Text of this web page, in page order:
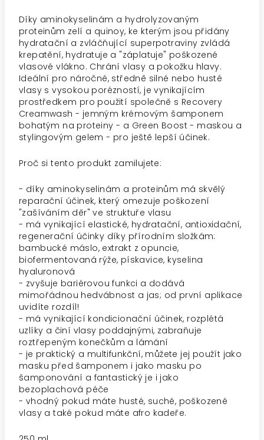
Díky aminokyselinám a hydrolyzovaným
proteinům zelí a quinoy, ke kterým jsou přidány
hydratační a zvláčňující superpotraviny zvládá
krepatění, hydratuje a "záplatuje" poškozené
vlasové vlákno. Chrání vlasy a pokožku hlavy.
Ideální pro náročné, středně silné nebo husté
vlasy s vysokou porézností, je vynikajícím
prostředkem pro použití společně s Recovery
Creamwash - jemným krémovým šamponem
bohatým na proteiny - a Green Boost - maskou a
stylingovým gelem - pro ještě lepší účinek.
Proč si tento produkt zamilujete:
- díky aminokyselinám a proteinům má skvělý
reparační účinek, který omezuje poškození
"zašíváním děr" ve struktuře vlasu
- má vynikající elastické, hydratační, antioxidační,
regenerační účinky díky přírodním složkám:
bambucké máslo, extrakt z opuncie,
biofermentovaná rýže, pískavice, kyselina
hyaluronová
- zvyšuje bariérovou funkci a dodává
mimořádnou hedvábnost a jas; od první aplikace
uvidíte rozdíl!
- má vynikající kondicionační účinek, rozplétá
uzlíky a činí vlasy poddajnými, zabraňuje
roztřepeným konečkům a lámání
- je praktický a multifunkční, můžete jej použít jako
masku před šamponem i jako masku po
šamponování a fantastický je i jako
bezoplachová péče
- vhodný pokud máte husté, suché, poškozené
vlasy a také pokud máte afro kadeře.